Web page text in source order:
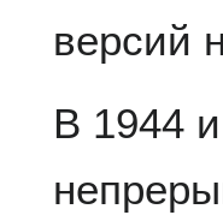
версий
В 1944